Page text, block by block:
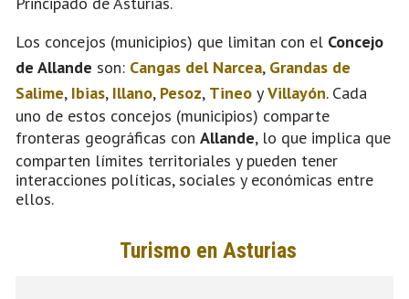
Los concejos (municipios) que limitan con el Concejo
de Allande son: Cangas del Narcea, Grandas de
Salime, Ibias, Illano, Pesoz, Tineo yVillayón. Cada
uno de estos concejos (municipios) comparte
fronteras geográficas con Allande, lo que implica que
comparten límites territoriales y pueden tener
interacciones políticas, sociales y económicas entre
ellos.